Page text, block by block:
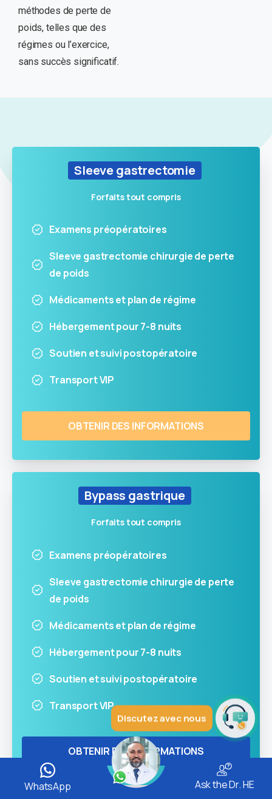
WhatsApp Ask the Dr. HE
méthodes de perte de
poids, telles que des
régimes ou l’exercice,
sans succès significatif.
Sleeve gastrectomie
Forfaits tout compris
Examens préopératoires
Sleeve gastrectomie chirurgie de perte
de poids
Médicaments et plan de régime
Hébergement pour 7-8 nuits
Soutien et suivi postopératoire
Transport VIP
OBTENIR DES INFORMATIONS
Bypass gastrique
Forfaits tout compris
Examens préopératoires
Sleeve gastrectomie chirurgie de perte
de poids
Médicaments et plan de régime
Hébergement pour 7-8 nuits
Soutien et suivi postopératoire
Transport VIP
OBTENIR DES INFORMATIONS
Discutez avec nous
Assistant Dr HE
Posez-moi vos questions sur nos services